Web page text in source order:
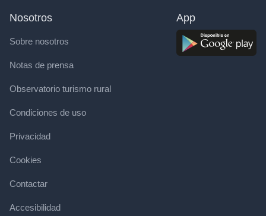
Nosotros
Sobre nosotros
Notas de prensa
Observatorio turismo rural
Condiciones de uso
Privacidad
Cookies
Contactar
Accesibilidad
App